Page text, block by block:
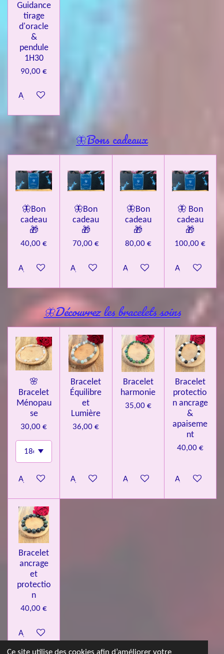
Ce site utilise des cookies afin d’améliorer votre
Guidance
tirage
d'oracle
&
pendule
1H30
90,00 €
Ajouter au panier
🦋Bons cadeaux
🦋Bon
cadeau
🎁
40,00 €
Ajouter au panier
🦋Bon
cadeau
🎁
70,00 €
Ajouter au panier
🦋Bon
cadeau
🎁
80,00 €
Ajouter au panier
🦋 Bon
cadeau
🎁
100,00 €
Ajouter au
🦋Découvrez les bracelets soins
🌸
Bracelet
Ménopau
se
30,00 €
Ajouter au panier
Bracelet
Équilibre
et
Lumière
36,00 €
Ajouter au panier
Bracelet
harmonie
35,00 €
Ajouter au panier
Bracelet
protectio
n ancrage
&
apaiseme
nt
40,00 €
Ajouter au
Bracelet
ancrage
et
protectio
n
40,00 €
Ajouter au panier